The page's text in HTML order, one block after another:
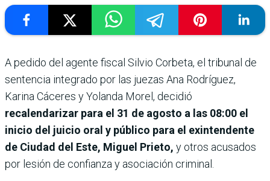
A pedido del agente fiscal Silvio Corbeta, el tribunal de
sentencia integrado por las juezas Ana Rodríguez,
Karina Cáceres y Yolanda Morel, decidió
recalendarizar para el 31 de agosto a las 08:00 el
inicio del juicio oral y público para el exintendente
de Ciudad del Este, Miguel Prieto, y otros acusados
por lesión de confianza y asociación criminal.